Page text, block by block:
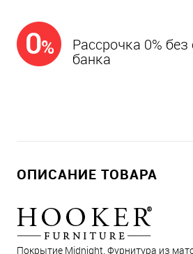
Рассрочка 0%
банка
ОПИСАНИЕ ТОВАРА
Покрытие Midnight. Фурнитура из